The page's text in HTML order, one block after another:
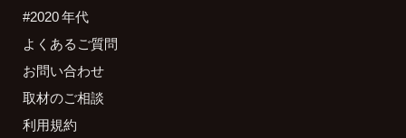
#2020 年代
よくあるご質問
お問い合わせ
取材のご相談
利用規約